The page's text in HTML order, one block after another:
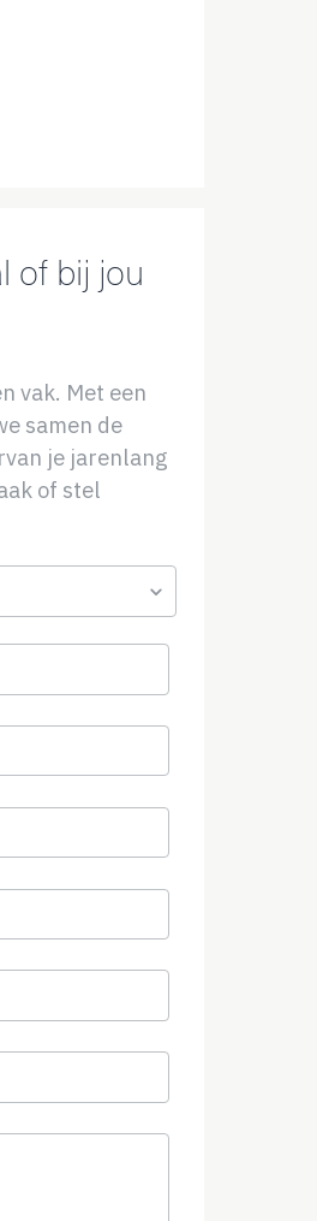
of bij jou
vak. Met een
samen de
je jarenlang
of stel